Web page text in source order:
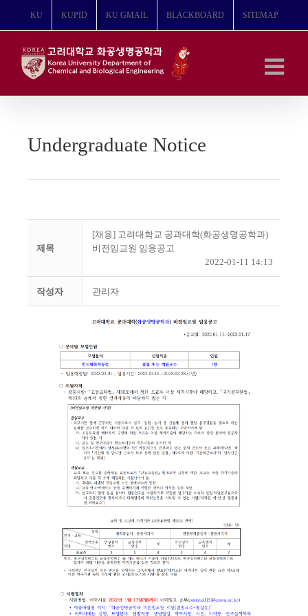
뛰
KU KUPID KU GMAIL BLACKBOARD SITEMAP
Undergraduate Notice
제목
[채용] 고려대학교 공과대학(화공생명공학과)
비전임교원 임용공고
2022-01-11 14:13
작성자 관리자